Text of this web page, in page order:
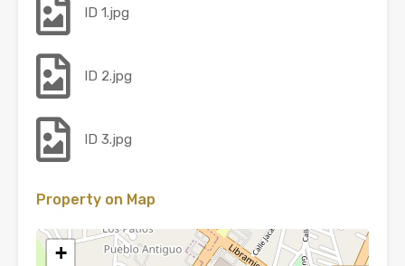
ID 1.jpg
ID 2.jpg
ID 3.jpg
Property on Map
+